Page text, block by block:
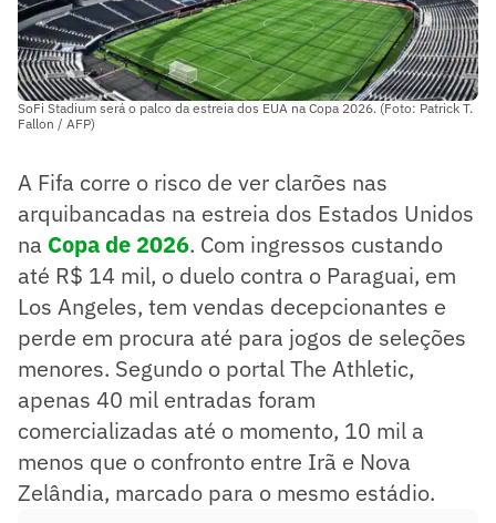
SoFi Stadium será o palco da estreia dos EUA na Copa 2026. (Foto: Patrick T.
Fallon / AFP)
A Fifa corre o risco de ver clarões nas
arquibancadas na estreia dos Estados Unidos
na Copa de 2026. Com ingressos custando
até R$ 14 mil, o duelo contra o Paraguai, em
Los Angeles, tem vendas decepcionantes e
perde em procura até para jogos de seleções
menores. Segundo o portal The Athletic,
apenas 40 mil entradas foram
comercializadas até o momento, 10 mil a
menos que o confronto entre Irã e Nova
Zelândia, marcado para o mesmo estádio.